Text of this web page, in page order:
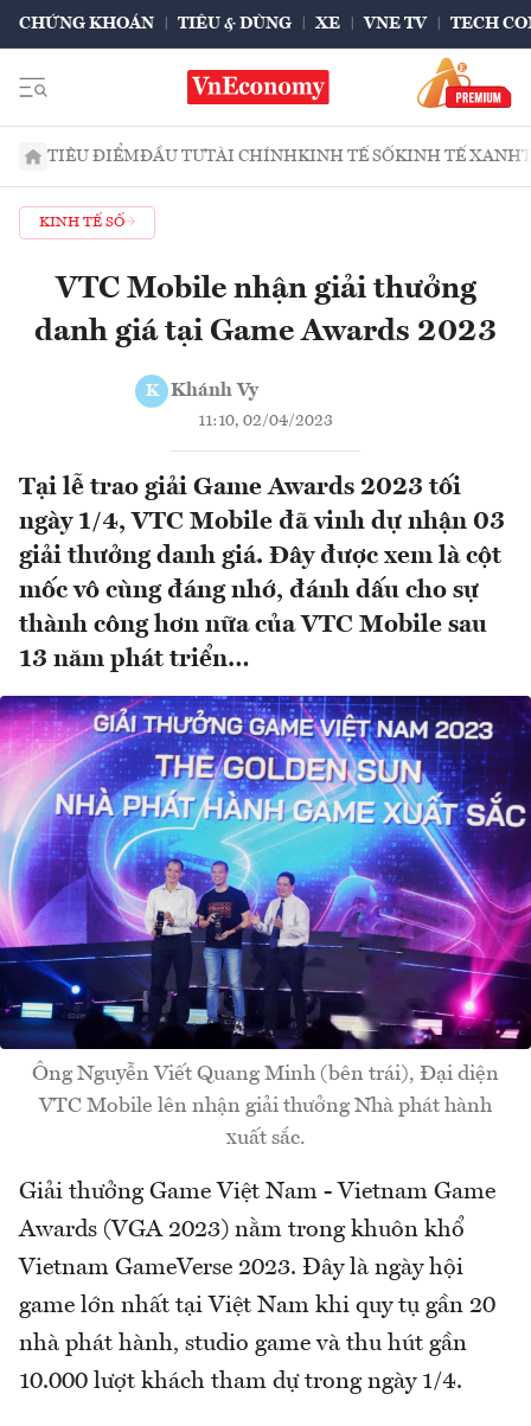
CHỨNG KHOÁN TIÊU & DÙNG XE VNE TV TECH
TIÊU ĐIỂMĐẦU TƯTÀI CHÍNHKINH TẾ SỐKINH TẾ XANH
KINH TẾ SỐ
VTC Mobile nhận giải thưởng
danh giá tại Game Awards 2023
K Khánh Vy
11:10, 02/04/2023
Tại lễ trao giải Game Awards 2023 tối
ngày 1/4, VTC Mobile đã vinh dự nhận 03
giải thưởng danh giá. Đây được xem là cột
mốc vô cùng đáng nhớ, đánh dấu cho sự
thành công hơn nữa của VTC Mobile sau
13 năm phát triển…
Ông Nguyễn Viết Quang Minh (bên trái), Đại diện
VTC Mobile lên nhận giải thưởng Nhà phát hành
xuất sắc.
Giải thưởng Game Việt Nam - Vietnam Game
Awards (VGA 2023) nằm trong khuôn khổ
Vietnam GameVerse 2023. Đây là ngày hội
game lớn nhất tại Việt Nam khi quy tụ gần 20
nhà phát hành, studio game và thu hút gần
10.000 lượt khách tham dự trong ngày 1/4.